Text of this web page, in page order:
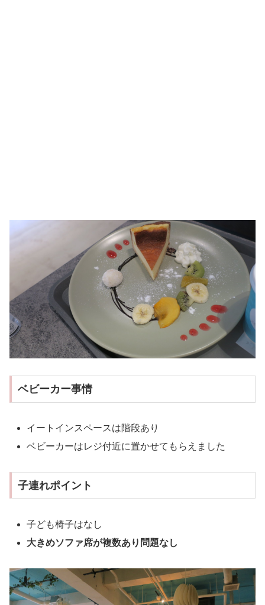
ベビーカー事情
イートインスペースは階段あり
ベビーカーはレジ付近に置かせてもらえました
子連れポイント
子ども椅子はなし
大きめソファ席が複数あり問題なし